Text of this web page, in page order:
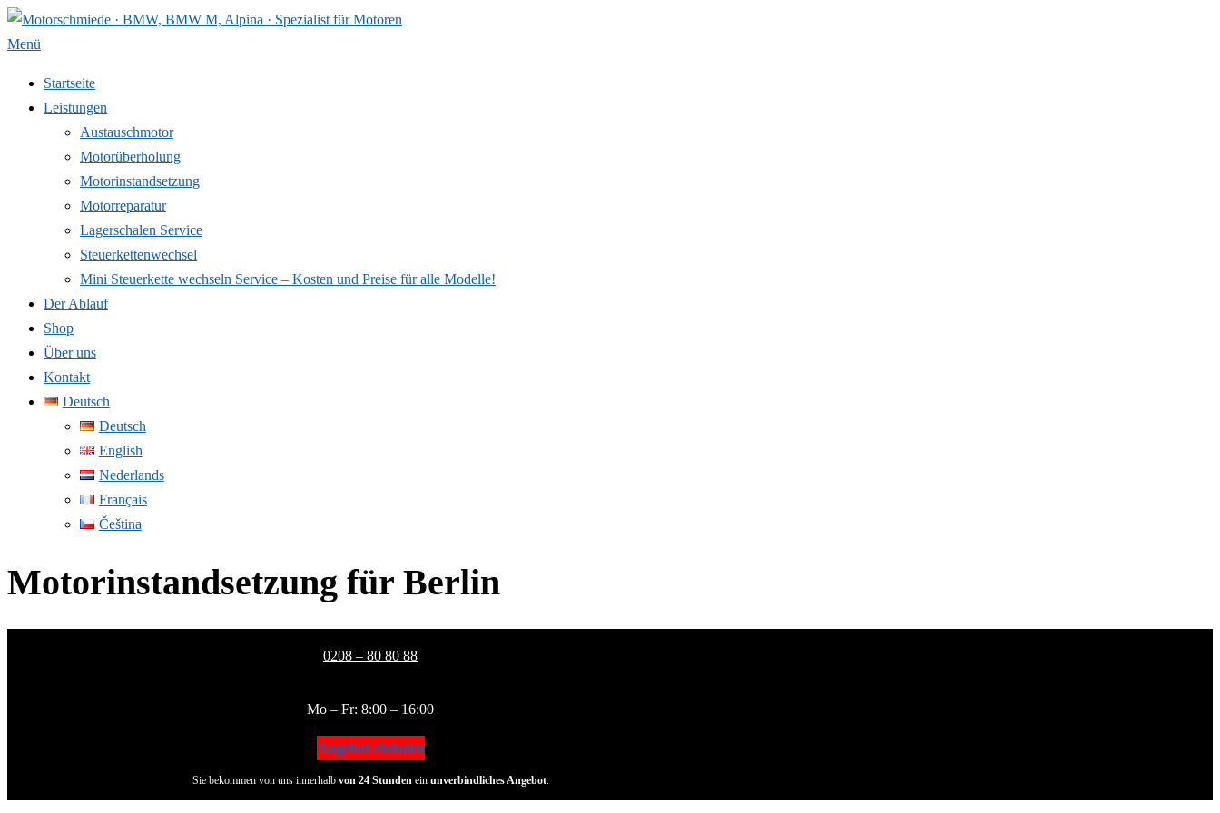
Zum
Inhalt
Menü
Startseite
Leistungen
Austauschmotor
Motorüberholung
Motorinstandsetzung
Motorreparatur
Lagerschalen Service
Steuerkettenwechsel
Mini Steuer­kette wechseln Service – Kosten und Preise für alle Modelle!
Der Ablauf
Shop
Über uns
Kontakt
Deutsch
Deutsch
English
Nederlands
Français
Čeština
Motorinstandsetzung für Berlin
0208 – 80 80 88
Mo – Fr: 8:00 – 16:00
Angebot einholen
Sie bekommen von uns innerhalb von 24 Stunden ein unverbindliches Angebot.